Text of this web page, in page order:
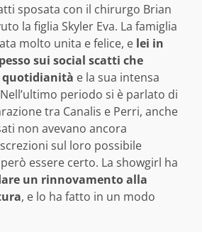
sposata con il chirurgo Brian
la figlia Skyler Eva. La famiglia
molto unita e felice, e lei in
sui social scatti che
quotidianità e la sua intensa
periodo si è parlato di
tra Canalis e Perri, anche
non avevano ancora
sul loro possibile
essere certo. La showgirl ha
un rinnovamento alla
, e lo ha fatto in un modo